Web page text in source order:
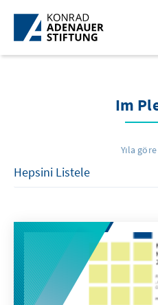
Skip to Main Content
Im
Yıla